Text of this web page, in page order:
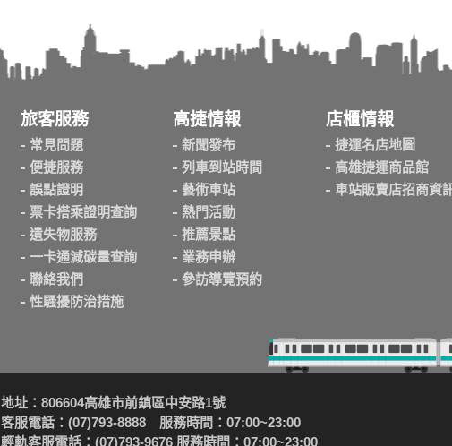
旅客服務
常見問題
便捷服務
誤點證明
票卡搭乘證明查詢
遺失物服務
一卡通減碳量查詢
聯絡我們
性騷擾防治措施
高捷情報
新聞發布
列車到站時間
藝術車站
熱門活動
推薦景點
業務申辦
參訪導覽預約
店櫃情報
捷運名店地圖
高雄捷運商品館
車站販賣店招商資
地址：806604高雄市前鎮區中安路1號
客服電話：(07)793-8888 服務時間：07:00~23:00
輕軌客服電話：(07)793-9676 服務時間：07:00~23:00